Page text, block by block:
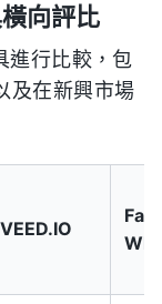
向評比
進行比較，包
及在新興市場
VEED.IO